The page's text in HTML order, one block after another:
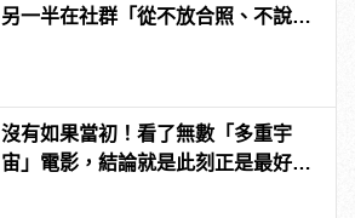
另一半在社群「從不放合照、不說穩
沒有如果當初！看了無數「多重宇
宙」電影，結論就是此刻正是最好的